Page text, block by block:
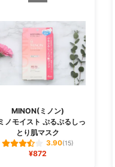
MINON(ミノン)
ノモイスト ぷるぷるしっ
とり肌マスク
3.90(15)
¥872